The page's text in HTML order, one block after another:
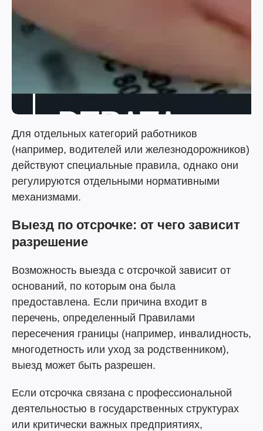
Для отдельных категорий работников
(например, водителей или железнодорожников)
действуют специальные правила, однако они
регулируются отдельными нормативными
механизмами.
Выезд по отсрочке: от чего зависит
разрешение
Возможность выезда с отсрочкой зависит от
оснований, по которым она была
предоставлена. Если причина входит в
перечень, определенный Правилами
пересечения границы (например, инвалидность,
многодетность или уход за родственником),
выезд может быть разрешен.
Если отсрочка связана с профессиональной
деятельностью в государственных структурах
или критически важных предприятиях,